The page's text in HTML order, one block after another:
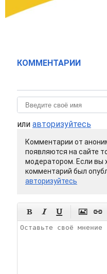
КОММЕНТАРИИ
или авторизуйтесь
Комментарии от
появляются на сайте
модератором. Если вы
комментарий был
авторизуйтесь
    